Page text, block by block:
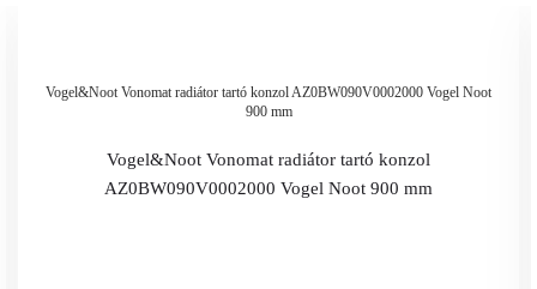
Vogel&Noot Vonomat radiátor tartó konzol AZ0BW090V0002000 Vogel Noot
900 mm
Vogel&Noot Vonomat radiátor tartó konzol
AZ0BW090V0002000 Vogel Noot 900 mm